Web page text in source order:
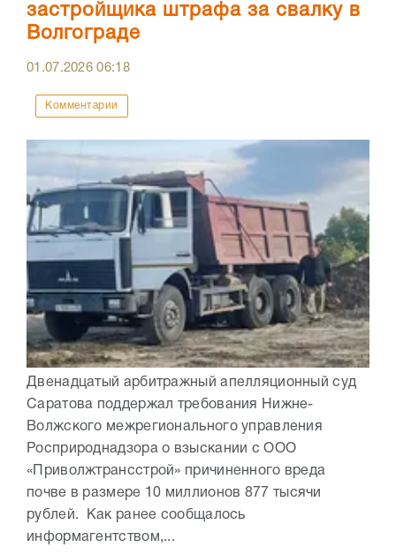
застройщика штрафа за свалку в
Волгограде
01.07.202606:18
Комментарии
Двенадцатый арбитражный апелляционный суд
Саратова поддержал требования Нижне-
Волжского межрегионального управления
Росприроднадзора о взыскании с ООО
«Приволжтрансстрой» причиненного вреда
почве в размере 10 миллионов 877 тысячи
рублей. Как ранее сообщалось
информагентством,...